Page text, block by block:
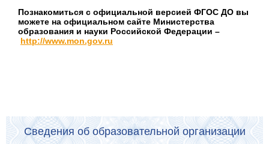
Познакомиться с официальной версией ФГОС ДО вы
можете на официальном сайте Министерства
образования и науки Российской Федерации –
http://www.mon.gov.ru
Сведения об образовательной организации